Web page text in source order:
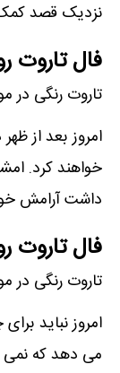
نزدیک قصد کمک
فال تاروت
تاروت رنگی در
امروز بعد از
خواهند کرد.
داشت آرامش
فال تاروت
تاروت رنگی در
امروز نباید
می دهد که نمی